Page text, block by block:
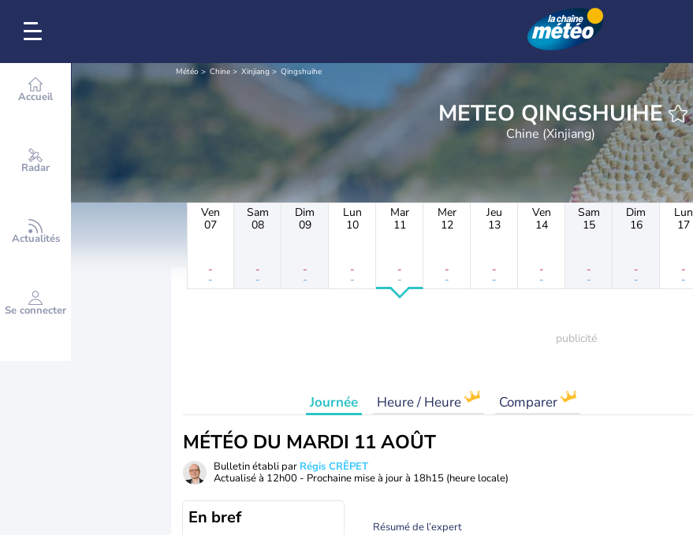
Accueil
Radar
Actualités
Se connecter
Météo Chine Xinjiang Qingshuihe
METEO QINGSHUIHE
Chine (Xinjiang)
Ven
07
-
-
Sam
08
-
-
Dim
09
-
-
Lun
10
-
-
Mar
11
-
-
Mer
12
-
-
Jeu
13
-
-
Ven
14
-
-
Sam
15
-
-
Dim
16
-
-
Lun
17
-
-
Journée Heure / Heure Comparer
MÉTÉO DU MARDI 11 AOÛT
Bulletin établi par Régis CRÊPET
Actualisé à 12h00 - Prochaine mise à jour à 18h15 (heure locale)
En bref Résumé de l’expert